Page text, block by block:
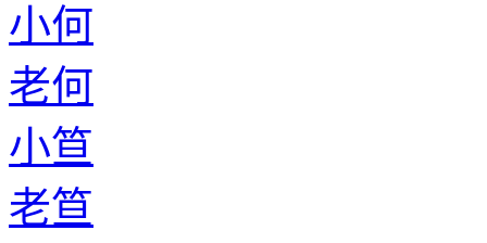
小何
老何
小笪
老笪